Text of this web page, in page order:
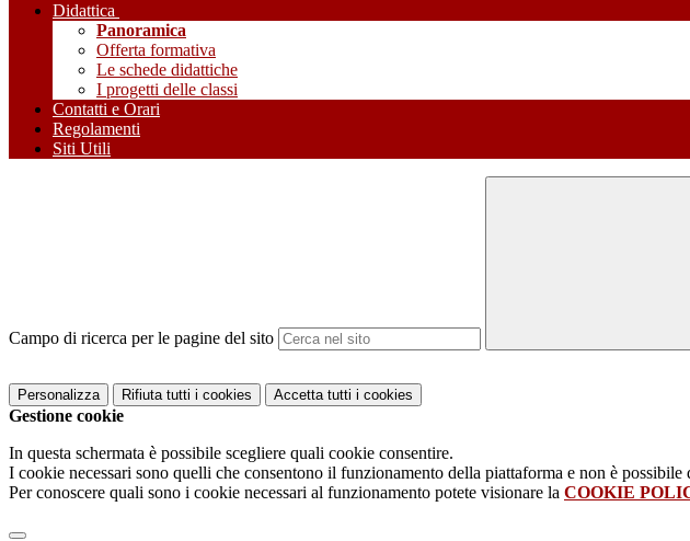
Didattica
Panoramica
Offerta formativa
Le schede didattiche
I progetti delle classi
Contatti e Orari
Regolamenti
Siti Utili
Campo di ricerca per le pagine del sito
Personalizza Rifiuta tutti i cookies Accetta tutti i cookies
Gestione cookie
In questa schermata è possibile scegliere quali cookie consentire.
I cookie necessari sono quelli che consentono il funzionamento della piattaforma e non è possibile
Per conoscere quali sono i cookie necessari al funzionamento potete visionare la COOKIE